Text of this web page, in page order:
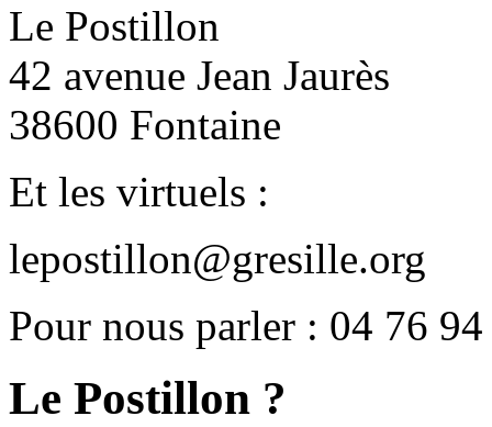
Le Postillon
42 avenue Jean Jaurès
38600 Fontaine
Et les virtuels :
lepostillon@gresille.org
Pour nous parler : 04 76
Le Postillon ?